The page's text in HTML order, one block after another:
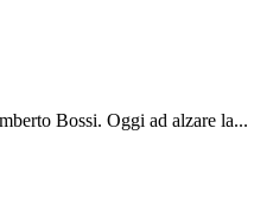
Bossi. Oggi ad alzare la...